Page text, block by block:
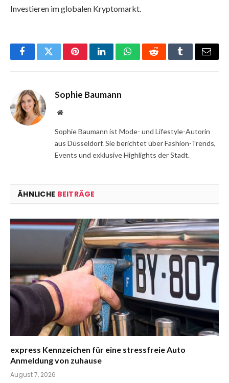
Investieren im globalen Kryptomarkt.
FacebookTwitterPinterestLinkedInWhatsAppRedditTumblrEmail
Sophie Baumann
Website
Sophie Baumann ist Mode- und Lifestyle-Autorin
aus Düsseldorf. Sie berichtet über Fashion-Trends,
Events und exklusive Highlights der Stadt.
ÄHNLICHE BEITRÄGE
express Kennzeichen für eine stressfreie Auto
Anmeldung von zuhause
August 7, 2026